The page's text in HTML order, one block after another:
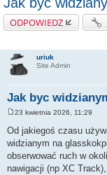
ODPOWIEDZ
uriuk
Site Admin
Jak byc
o
s
t
23 kwietnia 2026, 11:29
Od jakiegoś czasu
widzianym na
obserwować ruch w
nawigacji (np XC